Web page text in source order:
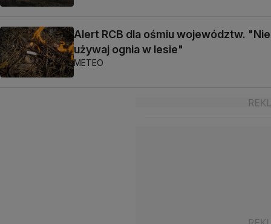
Alert RCB dla ośmiu województw. "Nie
używaj ognia w lesie"
METEO